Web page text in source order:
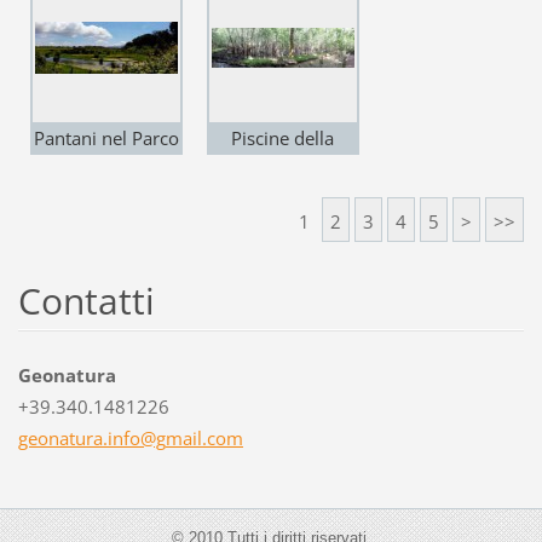
Pantani nel Parco
Piscine della
Foresta di
Cerasella - P.N.
1 2 3 4 5 > >>
Contatti
Geonatura
+39.340.1481226
geonatura.info@gmail.com
© 2010 Tutti i diritti riservati.